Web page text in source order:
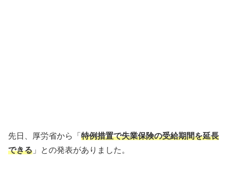
先日、厚労省から「 特例措置で失業保険の受給期間を延長
できる 」との発表がありました。